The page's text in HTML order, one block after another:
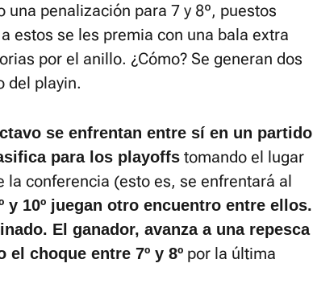
una penalización para 7 y 8º, puestos
estos se les premia con una bala extra
por el anillo. ¿Cómo? Se generan dos
del playin.
se enfrentan entre sí en un partido
para los playoffs tomando el lugar
conferencia (esto es, se enfrentará al
y 10º juegan otro encuentro entre ellos.
El ganador, avanza a una repesca
choque entre 7º y 8º por la última